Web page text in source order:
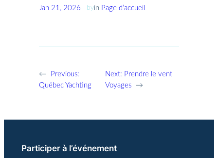
Jan 21, 2026— byin Page d’accueil
←
Previous:
Québec Yachting
Next: Prendre le vent
Voyages
→
Participer à l’événement